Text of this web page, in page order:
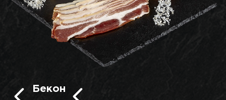
Бекон